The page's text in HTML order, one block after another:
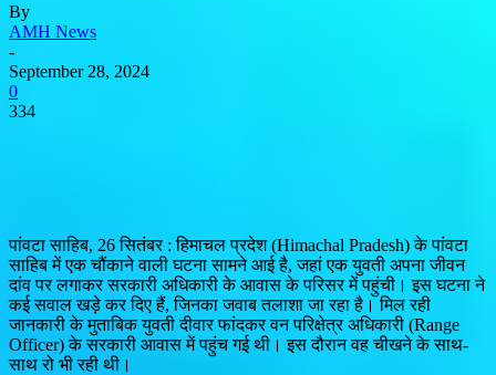
By
AMH News
-
September 28, 2024
0
334
पांवटा साहिब, 26 सितंबर : हिमाचल प्रदेश (Himachal Pradesh) के पांवटा
साहिब में एक चौंकाने वाली घटना सामने आई है, जहां एक युवती अपना जीवन
दांव पर लगाकर सरकारी अधिकारी के आवास के परिसर में पहुंची। इस घटना ने
कई सवाल खड़े कर दिए हैं, जिनका जवाब तलाशा जा रहा है। मिल रही
जानकारी के मुताबिक युवती दीवार फांदकर वन परिक्षेत्र अधिकारी (Range
Officer) के सरकारी आवास में पहुंच गई थी। इस दौरान वह चीखने के साथ-
साथ रो भी रही थी।